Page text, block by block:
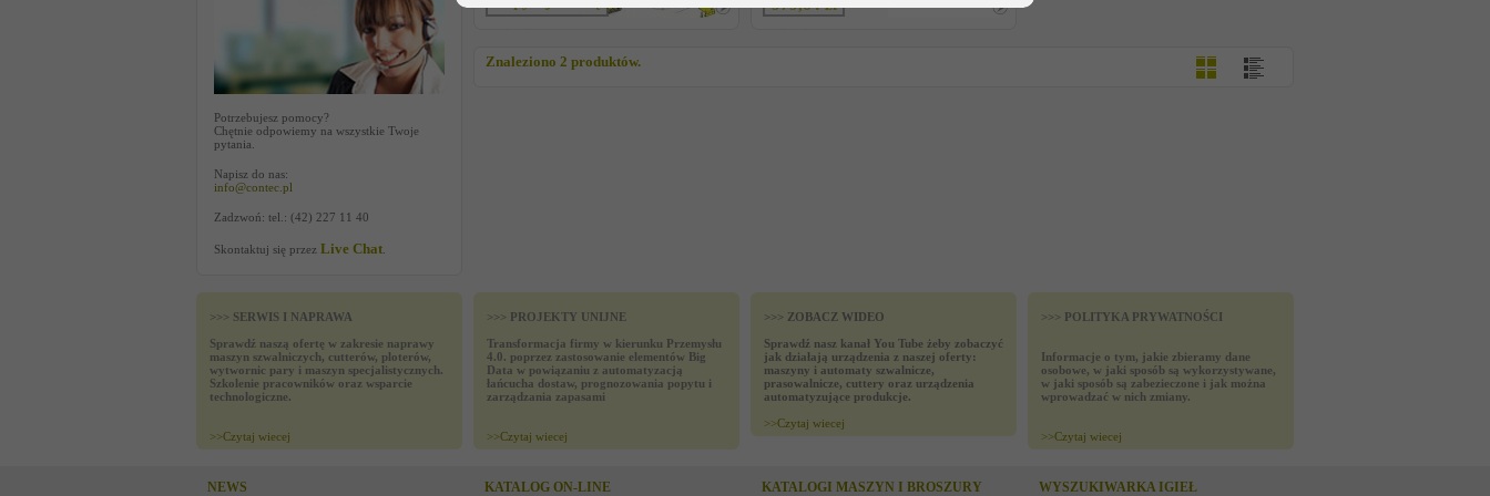
Potrzebujesz pomocy?
Chętnie odpowiemy na wszystkie Twoje
pytania.
Napisz do nas:
info@contec.pl
Zadzwoń: tel.: (42) 227 11 40
Skontaktuj się przez Live Chat
979,64 zł
Znaleziono 2 produktów.
>>> SERWIS I NAPRAWA
Sprawdź naszą ofertę w zakresie naprawy
maszyn szwalniczych, cutterów, ploterów,
wytwornic pary i maszyn specjalistycznych.
Szkolenie pracowników oraz wsparcie
technologiczne.
>>Czytaj wiecej
>>> PROJEKTY UNIJNE
Transformacja firmy w kierunku Przemysłu
4.0. poprzez zastosowanie elementów Big
Data w powiązaniu z automatyzacją
łańcucha dostaw, prognozowania popytu i
zarządzania zapasami
>>Czytaj wiecej
>>> ZOBACZ WIDEO
Sprawdź nasz kanał You Tube żeby zobaczyć
jak działają urządzenia z naszej oferty:
maszyny i automaty szwalnicze,
prasowalnicze, cuttery oraz urządzenia
automatyzujące produkcje.
>>Czytaj wiecej
>>> POLITYKA PRYWATNOŚCI
Informacje o tym, jakie zbieramy dane
osobowe, w jaki sposób są wykorzystywane,
w jaki sposób są zabezieczone i jak można
wprowadzać w nich zmiany.
>>Czytaj wiecej
NEWS KATALOG ON-LINE KATALOGI MASZYN I BROSZURY WYSZUKIWARKA IGIEŁ